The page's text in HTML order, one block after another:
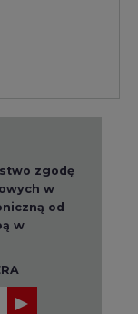
zgodę
w
od
w